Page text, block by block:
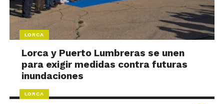
LORCA
Lorca y Puerto Lumbreras se unen
para exigir medidas contra futuras
inundaciones
LORCA